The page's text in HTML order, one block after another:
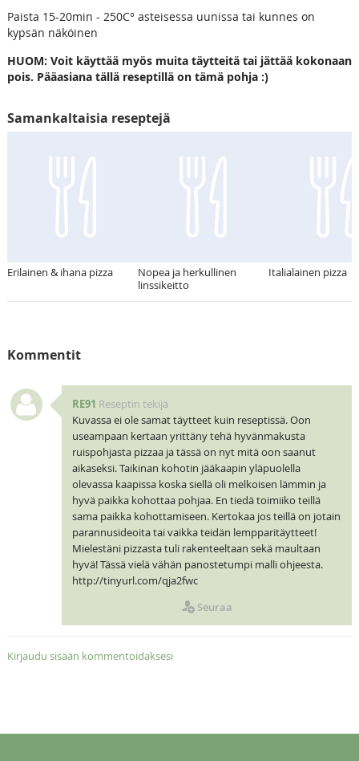
Paista 15-20min - 250C° asteisessa uunissa tai kunnes on
kypsän näköinen
HUOM: Voit käyttää myös muita täytteitä tai jättää kokonaan
pois. Pääasiana tällä reseptillä on tämä pohja :)
Samankaltaisia reseptejä
Erilainen & ihana pizza
Nopea ja herkullinen
linssikeitto
Italialainen pizza
Kommentit
RE91 Reseptin tekijä
Kuvassa ei ole samat täytteet kuin reseptissä. Oon
useampaan kertaan yrittäny tehä hyvänmakusta
ruispohjasta pizzaa ja tässä on nyt mitä oon saanut
aikaseksi. Taikinan kohotin jääkaapin yläpuolella
olevassa kaapissa koska siellä oli melkoisen lämmin ja
hyvä paikka kohottaa pohjaa. En tiedä toimiiko teillä
sama paikka kohottamiseen. Kertokaa jos teillä on jotain
parannusideoita tai vaikka teidän lempparitäytteet!
Mielestäni pizzasta tuli rakenteeltaan sekä maultaan
hyvä! Tässä vielä vähän panostetumpi malli ohjeesta.
http://tinyurl.com/qja2fwc
Seuraa
Kirjaudu sisään kommentoidaksesi